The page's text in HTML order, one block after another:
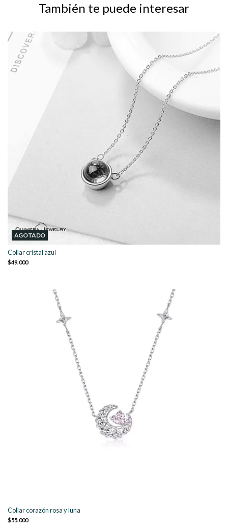
También te puede interesar
AGOTADO
Collar cristal azul
$49.000
Collar corazón rosa y luna
$55.000